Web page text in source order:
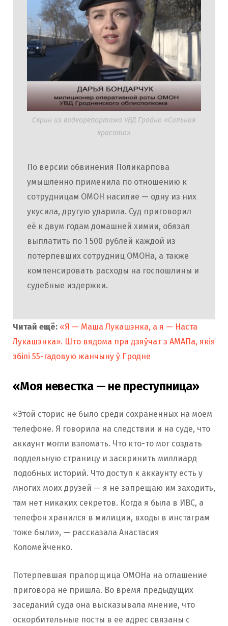
Скрин из видеорепортажа УВД Гродно «Сильная
красота»
По версии обвинения Поликарпова
умышленно применила по отношению к
сотрудницам ОМОН насилие — одну из них
укусила, другую ударила. Суд приговорил
её к двум годам домашней химии, обязал
выплатить по 1 500 рублей каждой из
потерпевших сотрудниц ОМОНа, а также
компенсировать расходы на госпошлины и
судебные издержки.
Читай ещё: «Я — Маша Лукашэнка, а я — Наста
Лукашэнка». Што вядома пра дзяўчат з АМАПа, якія
збілі 55-гадовую жанчыну ў Гродне
«Моя невестка — не преступница»
«Этой сториc не было среди сохраненных на моем
телефоне. Я говорила на следствии и на суде, что
аккаунт могли взломать. Что кто-то мог создать
поддельную страницу и заскринить миллиард
подобных историй. Что доступ к аккаунту есть у
многих моих друзей — я не запрещаю им заходить,
там нет никаких секретов. Когда я была в ИВС, а
телефон хранился в милиции, входы в инстаграм
тоже были», — рассказала Анастасия
Коломейченко.
Потерпевшая прапорщица ОМОНа на оглашение
приговора не пришла. Во время предыдущих
заседаний суда она высказывала мнение, что
оскорбительные посты в ее адрес связаны с